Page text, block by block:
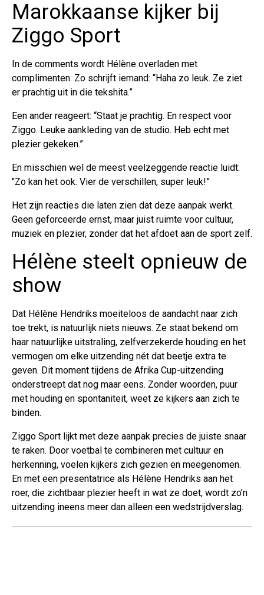
Marokkaanse kijker bij
Ziggo Sport
In de comments wordt Hélène overladen met
complimenten. Zo schrijft iemand: “Haha zo leuk. Ze ziet
er prachtig uit in die tekshita.”
Een ander reageert: “Staat je prachtig. En respect voor
Ziggo. Leuke aankleding van de studio. Heb echt met
plezier gekeken.”
En misschien wel de meest veelzeggende reactie luidt:
"Zo kan het ook. Vier de verschillen, super leuk!”
Het zijn reacties die laten zien dat deze aanpak werkt.
Geen geforceerde ernst, maar juist ruimte voor cultuur,
muziek en plezier, zonder dat het afdoet aan de sport zelf.
Hélène steelt opnieuw de
show
Dat Hélène Hendriks moeiteloos de aandacht naar zich
toe trekt, is natuurlijk niets nieuws. Ze staat bekend om
haar natuurlijke uitstraling, zelfverzekerde houding en het
vermogen om elke uitzending nét dat beetje extra te
geven. Dit moment tijdens de Afrika Cup-uitzending
onderstreept dat nog maar eens. Zonder woorden, puur
met houding en spontaniteit, weet ze kijkers aan zich te
binden.
Ziggo Sport lijkt met deze aanpak precies de juiste snaar
te raken. Door voetbal te combineren met cultuur en
herkenning, voelen kijkers zich gezien en meegenomen.
En met een presentatrice als Hélène Hendriks aan het
roer, die zichtbaar plezier heeft in wat ze doet, wordt zo’n
uitzending ineens meer dan alleen een wedstrijdverslag.